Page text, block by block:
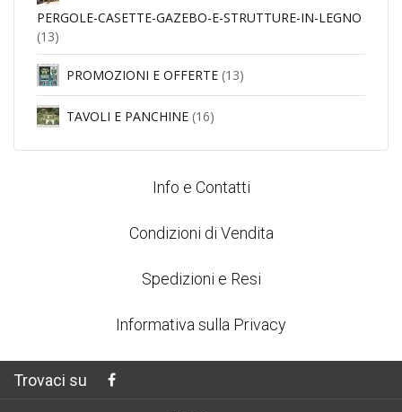
PERGOLE-CASETTE-GAZEBO-E-STRUTTURE-IN-LEGNO
(13)
PROMOZIONI E OFFERTE (13)
TAVOLI E PANCHINE (16)
Info e Contatti
Condizioni di Vendita
Spedizioni e Resi
Informativa sulla Privacy
Trovaci su